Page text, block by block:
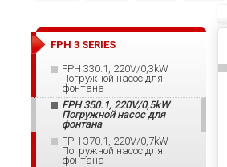
FPH 3 SERIES
FPH 330.1, 220V/0,3kW
Погружной насос для
фонтана
FPH 350.1, 220V/0,5kW
Погружной насос для
фонтана
FPH 370.1, 220V/0,7kW
Погружной насос для
фонтана